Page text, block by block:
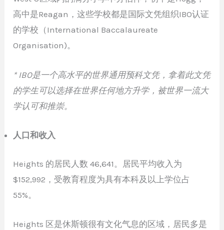
高中是Reagan，这些学校都是国际文凭组织IBO认证
的学校（International Baccalaureate
Organisation)。
* IBO是一个高水平的世界通用预科文凭，拿着此文凭
的学生可以选择在世界任何地方升学，被世界一流大
学认可和推崇。
人口和收入
Heights 的居民人数 46,641。居民平均收入为
$152,992，受教育程度为具有本科及以上学位占
55%。
Heights 区是休斯顿很有文化气息的区域，居民多是